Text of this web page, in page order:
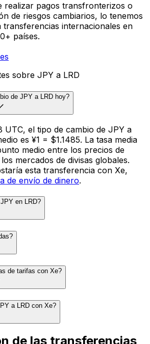
realizar pagos transfronterizos o
de riesgos cambiarios, lo tenemos
internacionales en
países.
sobre JPY a LRD
de JPY a LRD hoy?
UTC, el tipo de cambio de JPY a
es ¥1 = $1.1485. La tasa media
medio entre los precios de
mercados de divisas globales.
esta transferencia con Xe,
de envío de dinero.
en LRD?
de tarifas con Xe?
a LRD con Xe?
de las transferencias